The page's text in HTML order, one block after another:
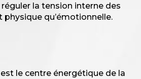
réguler la tension interne des
qu’émotionnelle.
le centre énergétique de la